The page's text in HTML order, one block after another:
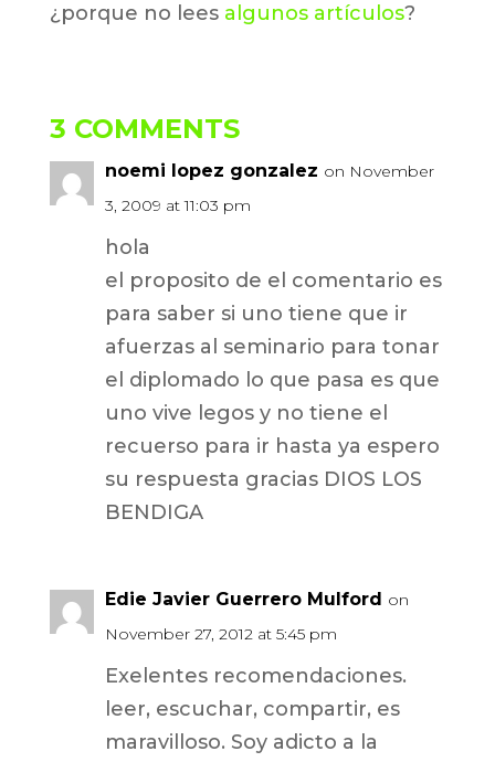
¿porque no lees algunos artículos?
3 COMMENTS
noemi lopez gonzalez on November
3, 2009 at 11:03 pm
hola
el proposito de el comentario es
para saber si uno tiene que ir
afuerzas al seminario para tonar
el diplomado lo que pasa es que
uno vive legos y no tiene el
recuerso para ir hasta ya espero
su respuesta gracias DIOS LOS
BENDIGA
Edie Javier Guerrero Mulford on
November 27, 2012 at 5:45 pm
Exelentes recomendaciones.
leer, escuchar, compartir, es
maravilloso. Soy adicto a la